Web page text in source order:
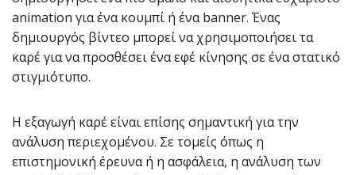
animation για ένα κουμπί ή ένα banner. Ένας
δημιουργός βίντεο μπορεί να χρησιμοποιήσει τα
καρέ για να προσθέσει ένα εφέ κίνησης σε ένα στατικό
στιγμιότυπο.
Η εξαγωγή καρέ είναι επίσης σημαντική για την
ανάλυση περιεχομένου. Σε τομείς όπως η
επιστημονική έρευνα ή η ασφάλεια, η ανάλυση των